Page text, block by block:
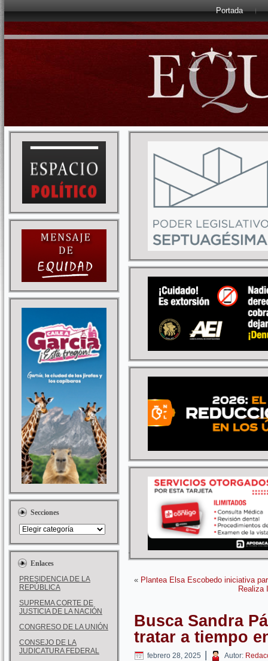
Portada
Secciones
Enlaces
PRESIDENCIA DE LA
REPÚBLICA
SUPREMA CORTE DE
JUSTICIA DE LA NACIÓN
CONGRESO DE LA UNIÓN
CONSEJO DE LA
JUDICATURA FEDERAL
« Plantea Elsa Escobedo iniciativa
Realiza
Busca Sandra
tratar a tiempo
febrero 28, 2025 | Autor: